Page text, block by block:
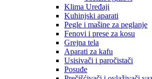
Klima Uređaji
Kuhinjski aparati
Pegle i mašine za peglanje
Fenovi i prese za kosu
Grejna tela
Aparati za kafu
Usisivači i paročistači
Posuđe